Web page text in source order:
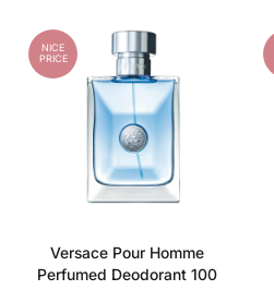
NICE
PRICE
Versace Pour Homme
Perfumed Deodorant 100